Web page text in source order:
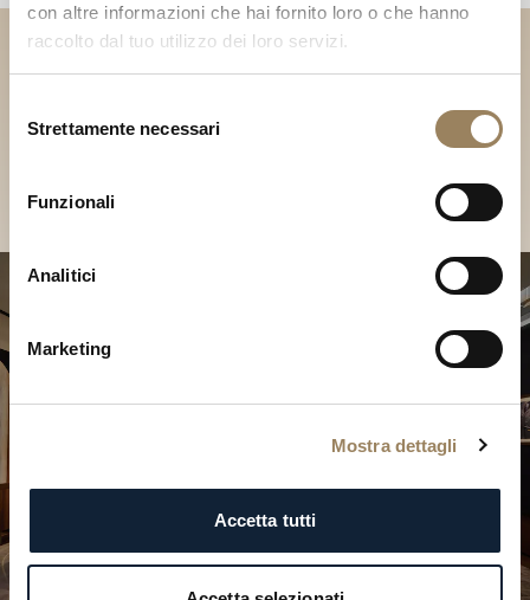
con altre informazioni che hai fornito loro o che hanno
raccolto dal tuo utilizzo dei loro servizi.
delStrettamente necessari
Funzionali
Analitici
Marketing
Mostra dettagli
Accetta tutti
Scopri le nostre collezioni in
Boutique